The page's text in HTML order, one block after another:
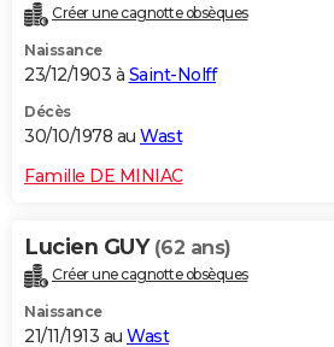
Créer une cagnotte obsèques
Naissance
23/12/1903 à Saint-Nolff
Décès
30/10/1978 au Wast
Famille DE MINIAC
Lucien GUY (62 ans)
Créer une cagnotte obsèques
Naissance
21/11/1913 au Wast